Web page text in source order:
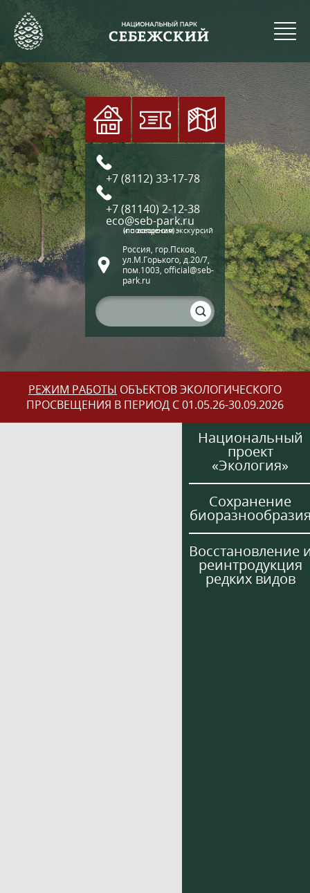
+7 (8112) 33-17-78
+7 (81140) 2-12-38
eco@seb-park.ru
(по вопросам экскурсий и посещения)
Россия, гор.Псков,
ул.М.Горького, д.20/7,
пом.1003, official@seb-
park.ru
РЕЖИМ РАБОТЫ ОБЪЕКТОВ ЭКОЛОГИЧЕСКОГО
ПРОСВЕЩЕНИЯ В ПЕРИОД С 01.05.26-30.09.2026
Национальный
проект
«Экология»
Сохранение
Восстановление
реинтродукция
редких видов